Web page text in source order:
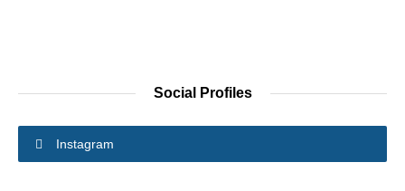
Social Profiles
Instagram